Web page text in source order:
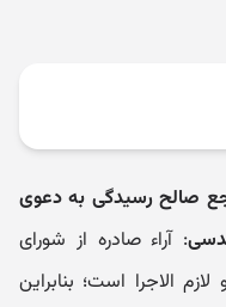
صالح رسیدگی به دعوی
: آراء صادره از شورای
الاجرا است؛ بنابراین